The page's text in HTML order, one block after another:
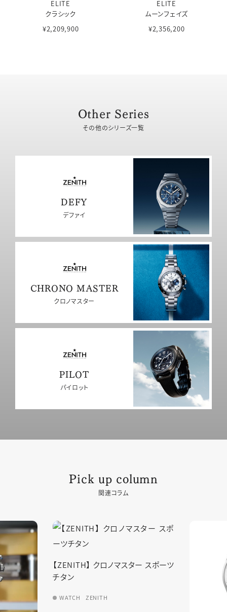
ELITE
クラシック
¥2,209,900
ELITE
ムーンフェイズ
¥2,356,200
Other Series
その他のシリーズ一覧
DEFY
デファイ
CHRONO MASTER
クロノマスター
PILOT
パイロット
Pick up column
関連コラム
ノマスター スポーツ